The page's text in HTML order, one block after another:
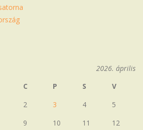
2026. április
C P S
V
2 3 4
5
9 10 11
12